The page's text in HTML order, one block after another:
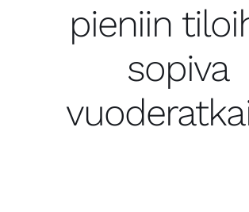
pieniin
sopiva